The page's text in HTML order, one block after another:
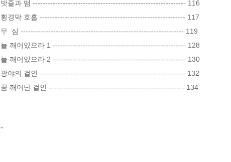
밧줄과 뱀 ------------------------------------------------------------- 116
횡경막 호흡 ---------------------------------------------------------- 117
무  심 ----------------------------------------------------------------- 119
늘 깨어있으라 1 ----------------------------------------------------- 128
늘 깨어있으라 2 ----------------------------------------------------- 130
광야의 걸인 ---------------------------------------------------------- 132
꿈 깨어난 걸인 ------------------------------------------------------ 134
"